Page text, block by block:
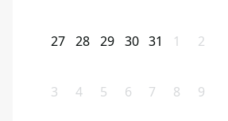
27 28 29 30 31 1 2
3 4 5 6 7 8 9